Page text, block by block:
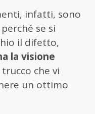
infatti, sono
se si
il difetto,
la visione
che vi
un ottimo